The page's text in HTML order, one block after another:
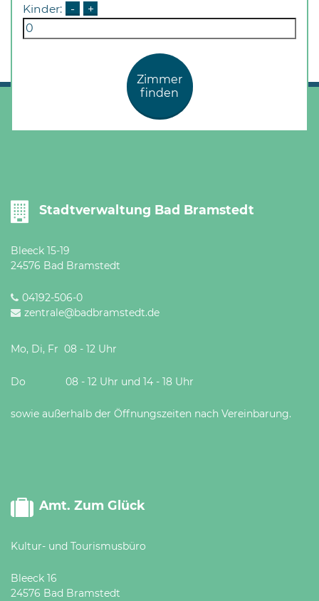
Kinder: - +
Zimmer
finden
Stadtverwaltung Bad Bramstedt
Bleeck 15-19
24576 Bad Bramstedt
04192-506-0
zentrale@badbramstedt.de
Mo, Di, Fr 08 - 12 Uhr
Do 08 - 12 Uhr und 14 - 18 Uhr
sowie außerhalb der Öffnungszeiten nach Vereinbarung.
Amt. Zum Glück
Kultur- und Tourismusbüro
Bleeck 16
24576 Bad Bramstedt